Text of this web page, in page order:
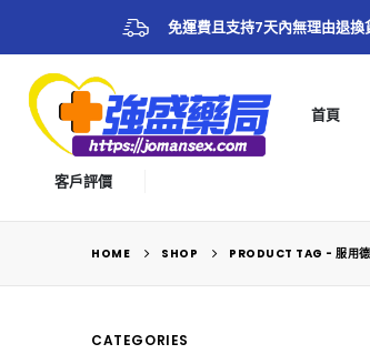
免運費且支持7天內無理由退換
首頁
客戶評價
HOME SHOP PRODUCT TAG - 服用
CATEGORIES